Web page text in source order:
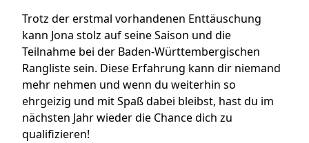
Trotz der erstmal vorhandenen Enttäuschung
kann Jona stolz auf seine Saison und die
Teilnahme bei der Baden-Württembergischen
Rangliste sein. Diese Erfahrung kann dir niemand
mehr nehmen und wenn du weiterhin so
ehrgeizig und mit Spaß dabei bleibst, hast du im
nächsten Jahr wieder die Chance dich zu
qualifizieren!